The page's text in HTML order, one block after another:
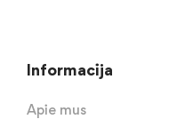
Informacija
Apie mus